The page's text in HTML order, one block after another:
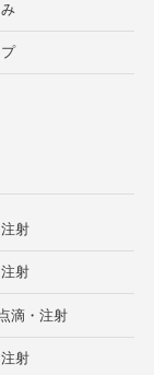
射
射
滴・注射
射